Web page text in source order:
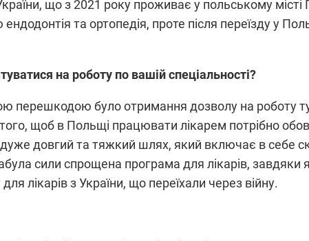
що з 2021 року проживає у польському місті
та ортопедія, проте після переїзду у
на роботу по вашій спеціальності?
перешкодою було отримання дозволу на роботу
щоб в Польщі працювати лікарем потрібно
довгий та тяжкий шлях, який включає в себе
сили спрощена програма для лікарів, завдяки
лікарів з України, що переїхали через війну.